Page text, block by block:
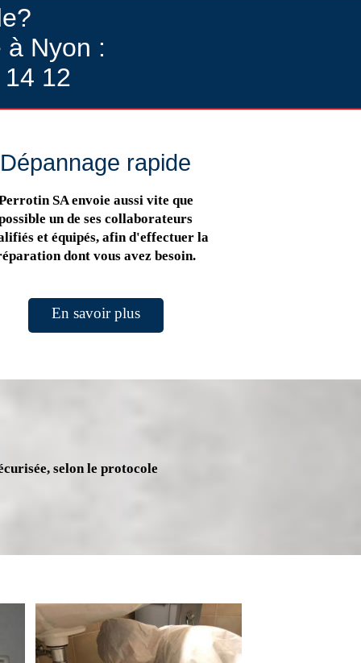
Nyon :
12
Dépannage rapide
SA envoie aussi vite que
un de ses collaborateurs
et équipés, afin d'effectuer la
dont vous avez besoin.
En savoir plus
selon le protocole